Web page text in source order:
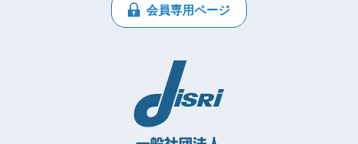
会員専用ページ